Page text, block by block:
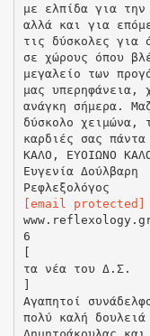
με ελπίδα για την
αλλά και για
τις δύσκολες για
σε χώρους όπου
μεγαλείο των
μας υπερηφάνεια,
ανάγκη σήμερα.
δύσκολο χειμώνα,
καρδιές σας
ΚΑΛΟ, ΕΥΟΙΩΝΟ
Ευγενία Δούλβαρη
[email protected]